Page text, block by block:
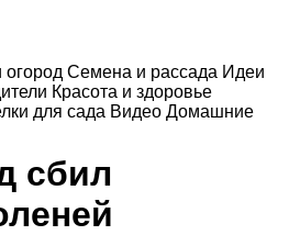
Семена и рассада Идеи
Красота и здоровье
для сада Видео Домашние
сбил